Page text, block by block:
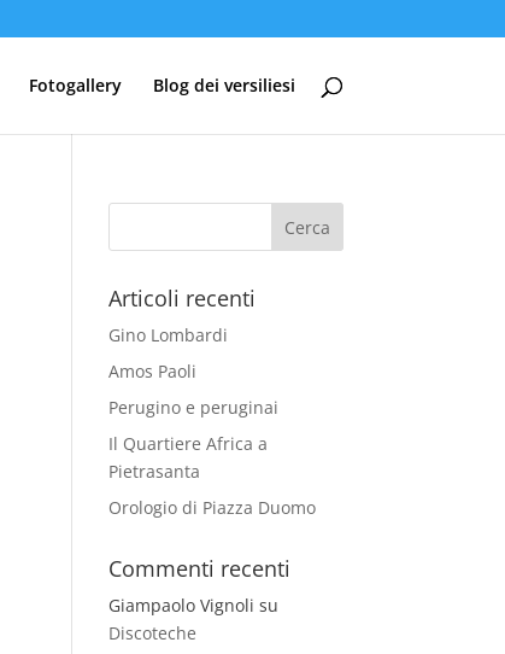
Fotogallery Blog dei versiliesi
Articoli recenti
Gino Lombardi
Amos Paoli
Perugino e peruginai
Il Quartiere Africa a
Pietrasanta
Orologio di Piazza Duomo
Commenti recenti
Giampaolo Vignoli su
Discoteche